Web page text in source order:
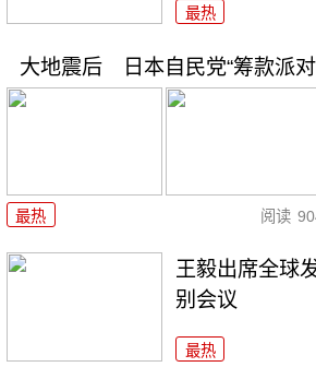
最热
大地震后 日本自民党“筹款派对
最热 阅读
王毅出席全球
别会议
最热